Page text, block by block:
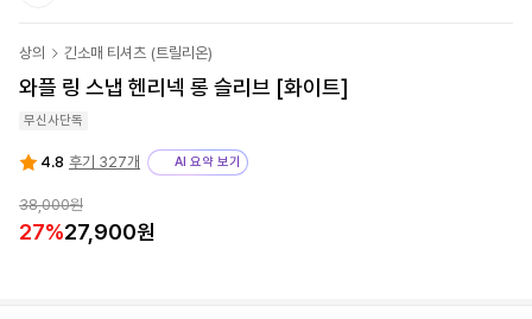
상의 긴소매 티셔츠 (트릴리온)
와플 링 스냅 헨리넥 롱 슬리브 [화이트]
무신사단독
4.8 후기 327개 AI 요약 보기
38,000원
27%27,900원